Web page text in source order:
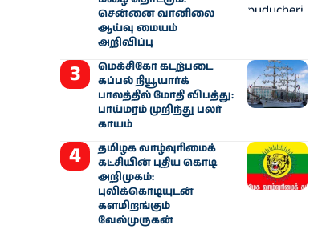
சென்னை வானிலை
ஆய்வு மையம்
அறிவிப்பு
மெக்சிகோ கடற்படை
கப்பல் நியூயார்க்
பாலத்தில் மோதி விபத்து:
பாய்மரம் முறிந்து பலர்
காயம்
தமிழக வாழ்வுரிமைக்
கட்சியின் புதிய கொடி
அறிமுகம்:
புலிக்கொடியுடன்
களமிறங்கும்
வேல்முருகன்